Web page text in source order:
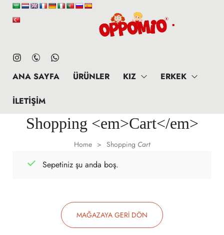
ANA SAYFA ÜRÜNLER KIZ ERKEK
İLETIŞIM
Shopping <em>Cart</em>
Home > Shopping Cart
Sepetiniz şu anda boş.
MAĞAZAYA GERI DÖN